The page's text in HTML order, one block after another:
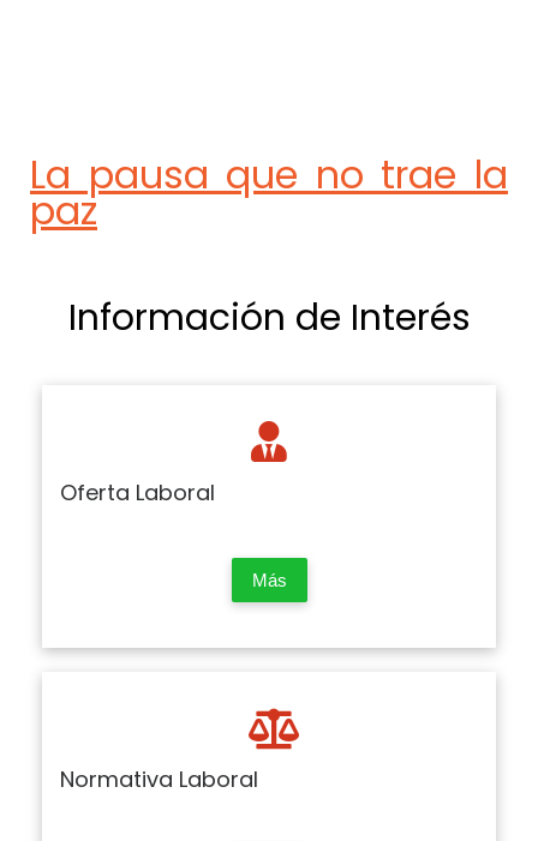
La pausa que no trae la
paz
Información de Interés
Oferta Laboral
Más
Normativa Laboral